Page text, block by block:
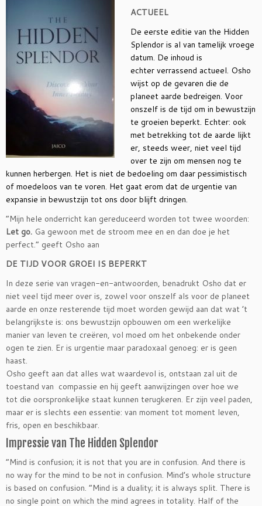
ACTUEEL
De eerste editie van the Hidden
Splendor is al van tamelijk vroege
datum. De inhoud is
echter verrassend actueel. Osho
wijst op de gevaren die de
planeet aarde bedreigen. Voor
onszelf is de tijd om in bewustzijn
tegroeien beperkt. Echter: ook
met betrekking tot de aarde lijkt
er, steeds weer, niet veel tijd
over te zijn om mensen nog te
kunnen herbergen. Het is niet de bedoeling om daar pessimistisch
of moedeloos van te voren. Het gaat erom dat de urgentie van
expansie in bewustzijn tot ons door blijft dringen.
“Mijn hele onderricht kan gereduceerd worden tot twee woorden:
Let go. Ga gewoon met de stroom mee en en dan doe je het
perfect.” geeft Osho aan
DE TIJD VOOR GROEI IS BEPERKT
In deze serie van vragen-en-antwoorden, benadrukt Osho dat er
niet veel tijd meer over is, zowel voor onszelf als voor de planeet
aarde en onze resterende tijd moet worden gewijd aan dat wat ’t
belangrijkste is: ons bewustzijn opbouwen om een werkelijke
manier van leven te creëren, vol moed om het onbekende onder
ogen te zien. Er is urgentie maar paradoxaal genoeg: er is geen
haast.
Osho geeft aan dat alles wat waardevol is, ontstaan zal uit de
toestand van compassie en hij geeft aanwijzingen over hoe we
tot die oorspronkelijke staat kunnen terugkeren. Er zijn veel paden,
maar er is slechts een essentie: van moment tot moment leven,
fris, open en beschikbaar.
Impressie van The Hidden Splendor
“Mind is confusion; it is not that you are in confusion. And there is
no way for the mind to be not in confusion. Mind’s whole structure
is based on confusion. “Mind is a duality; it is always split. There is
no single point on which the mind agrees in totality. Half of the